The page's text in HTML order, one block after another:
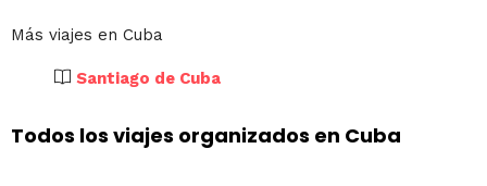
Más viajes en Cuba
Santiago de Cuba
Todos los viajes organizados en Cuba